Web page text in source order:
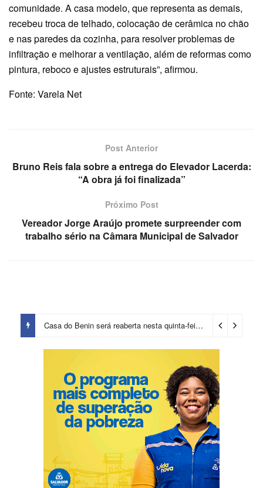
comunidade. A casa modelo, que representa as demais,
recebeu troca de telhado, colocação de cerâmica no chão
e nas paredes da cozinha, para resolver problemas de
infiltração e melhorar a ventilação, além de reformas como
pintura, reboco e ajustes estruturais”, afirmou.
Fonte: Varela Net
Post Anterior
Bruno Reis fala sobre a entrega do Elevador Lacerda:
“A obra já foi finalizada”
Próximo Post
Vereador Jorge Araújo promete surpreender com
trabalho sério na Câmara Municipal de Salvador
Casa do Benin será reaberta nesta quinta-feira (6) 15 horas ago